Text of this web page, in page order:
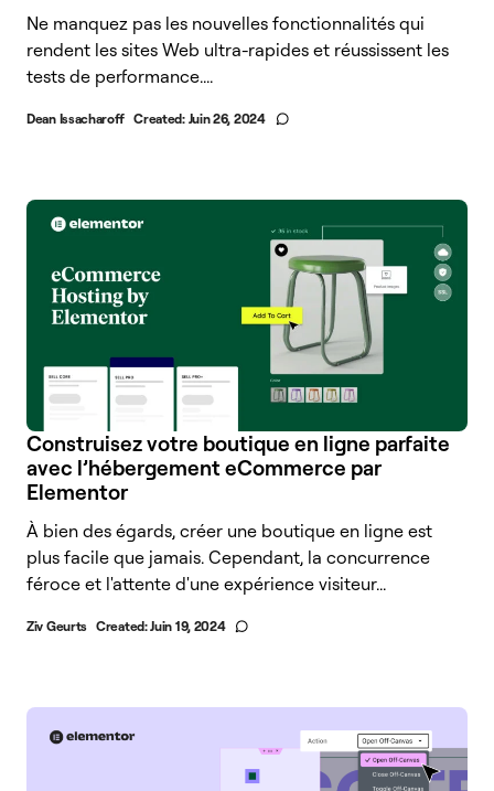
Ne manquez pas les nouvelles fonctionnalités qui
rendent les sites Web ultra-rapides et réussissent les
tests de performance....
Dean Issacharoff Created: Juin 26, 2024
Construisez votre boutique en ligne parfaite
avec l’hébergement eCommerce par
Elementor
À bien des égards, créer une boutique en ligne est
plus facile que jamais. Cependant, la concurrence
féroce et l'attente d'une expérience visiteur...
Ziv Geurts Created:Juin 19, 2024